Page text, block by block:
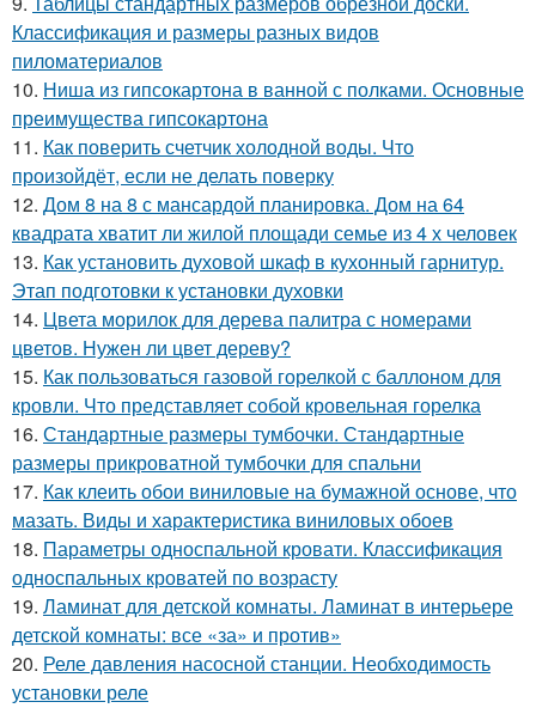
Классификация и размеры разных видов
пиломатериалов
10. Ниша из гипсокартона в ванной с полками. Основные
преимущества гипсокартона
11. Как поверить счетчик холодной воды. Что
произойдёт, если не делать поверку
12. Дом 8 на 8 с мансардой планировка. Дом на 64
квадрата хватит ли жилой площади семье из 4 х человек
13. Как установить духовой шкаф в кухонный гарнитур.
Этап подготовки к установки духовки
14. Цвета морилок для дерева палитра с номерами
цветов. Нужен ли цвет дереву?
15. Как пользоваться газовой горелкой с баллоном для
кровли. Что представляет собой кровельная горелка
16. Стандартные размеры тумбочки. Стандартные
размеры прикроватной тумбочки для спальни
17. Как клеить обои виниловые на бумажной основе, что
мазать. Виды и характеристика виниловых обоев
18. Параметры односпальной кровати. Классификация
односпальных кроватей по возрасту
19. Ламинат для детской комнаты. Ламинат в интерьере
детской комнаты: все «за» и против»
20. Реле давления насосной станции. Необходимость
установки реле